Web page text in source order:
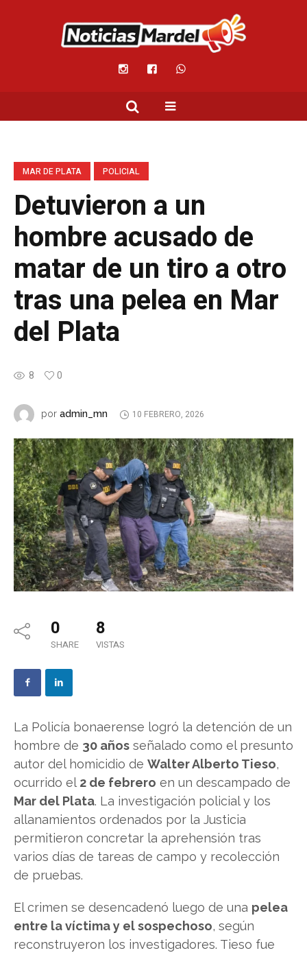
MAR DE PLATA POLICIAL
Detuvieron a un
hombre acusado de
matar de un tiro a otro
tras una pelea en Mar
del Plata
8 0
por admin_mn 10 FEBRERO, 2026
0
SHARE
8
VISTAS
La Policía bonaerense logró la detención de un
hombre de 30 años señalado como el presunto
autor del homicidio de Walter Alberto Tieso,
ocurrido el 2 de febrero en un descampado de
Mar del Plata. La investigación policial y los
allanamientos ordenados por la Justicia
permitieron concretar la aprehensión tras
varios días de tareas de campo y recolección
de pruebas.
El crimen se desencadenó luego de una pelea
entre la víctima y el sospechoso, según
reconstruyeron los investigadores. Tieso fue